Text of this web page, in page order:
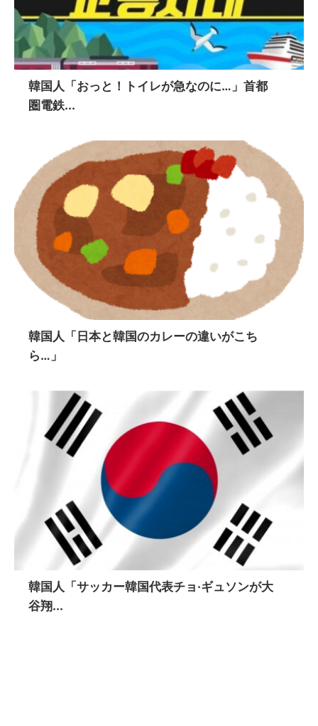
韓国人「おっと！トイレが急なのに…」首都
圏電鉄...
韓国人「日本と韓国のカレーの違いがこち
ら…」
韓国人「サッカー韓国代表チョ·ギュソンが大
谷翔...